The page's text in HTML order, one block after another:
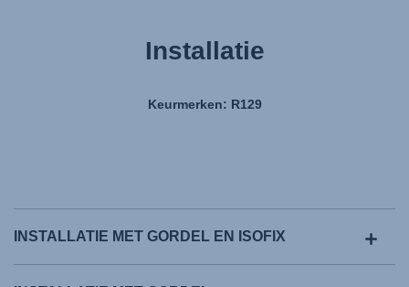
Installatie
Keurmerken: R129
INSTALLATIE MET GORDEL EN ISOFIX